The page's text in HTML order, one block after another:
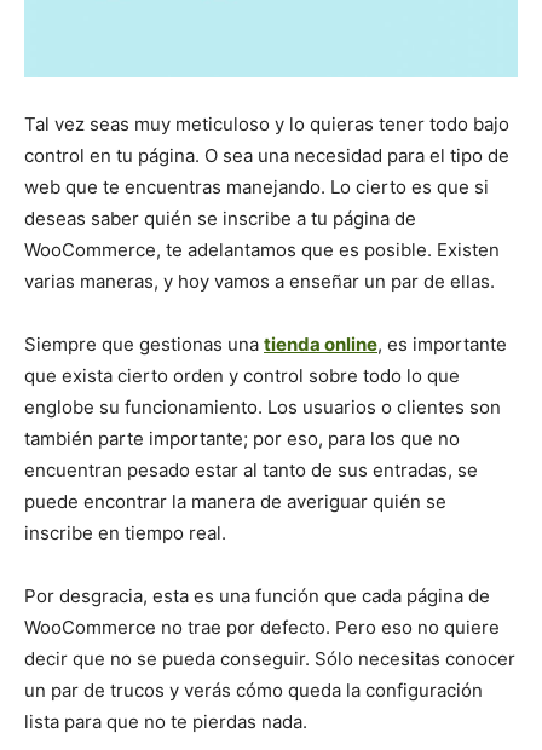
Tal vez seas muy meticuloso y lo quieras tener todo bajo
control en tu página. O sea una necesidad para el tipo de
web que te encuentras manejando. Lo cierto es que si
deseas saber quién se inscribe a tu página de
WooCommerce, te adelantamos que es posible. Existen
varias maneras, y hoy vamos a enseñar un par de ellas.
Siempre que gestionas una tienda online, es importante
que exista cierto orden y control sobre todo lo que
englobe su funcionamiento. Los usuarios o clientes son
también parte importante; por eso, para los que no
encuentran pesado estar al tanto de sus entradas, se
puede encontrar la manera de averiguar quién se
inscribe en tiempo real.
Por desgracia, esta es una función que cada página de
WooCommerce no trae por defecto. Pero eso no quiere
decir que no se pueda conseguir. Sólo necesitas conocer
un par de trucos y verás cómo queda la configuración
lista para que no te pierdas nada.